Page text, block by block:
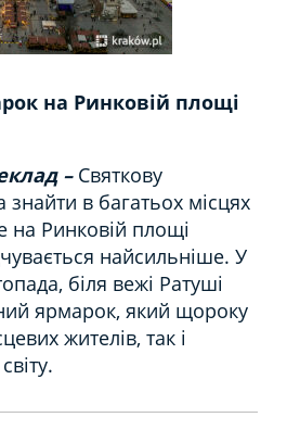
на Ринковій площі
– Святкову
в багатьох місцях
на Ринковій площі
найсильніше. У
біля вежі Ратуші
ярмарок, який щороку
жителів, так і